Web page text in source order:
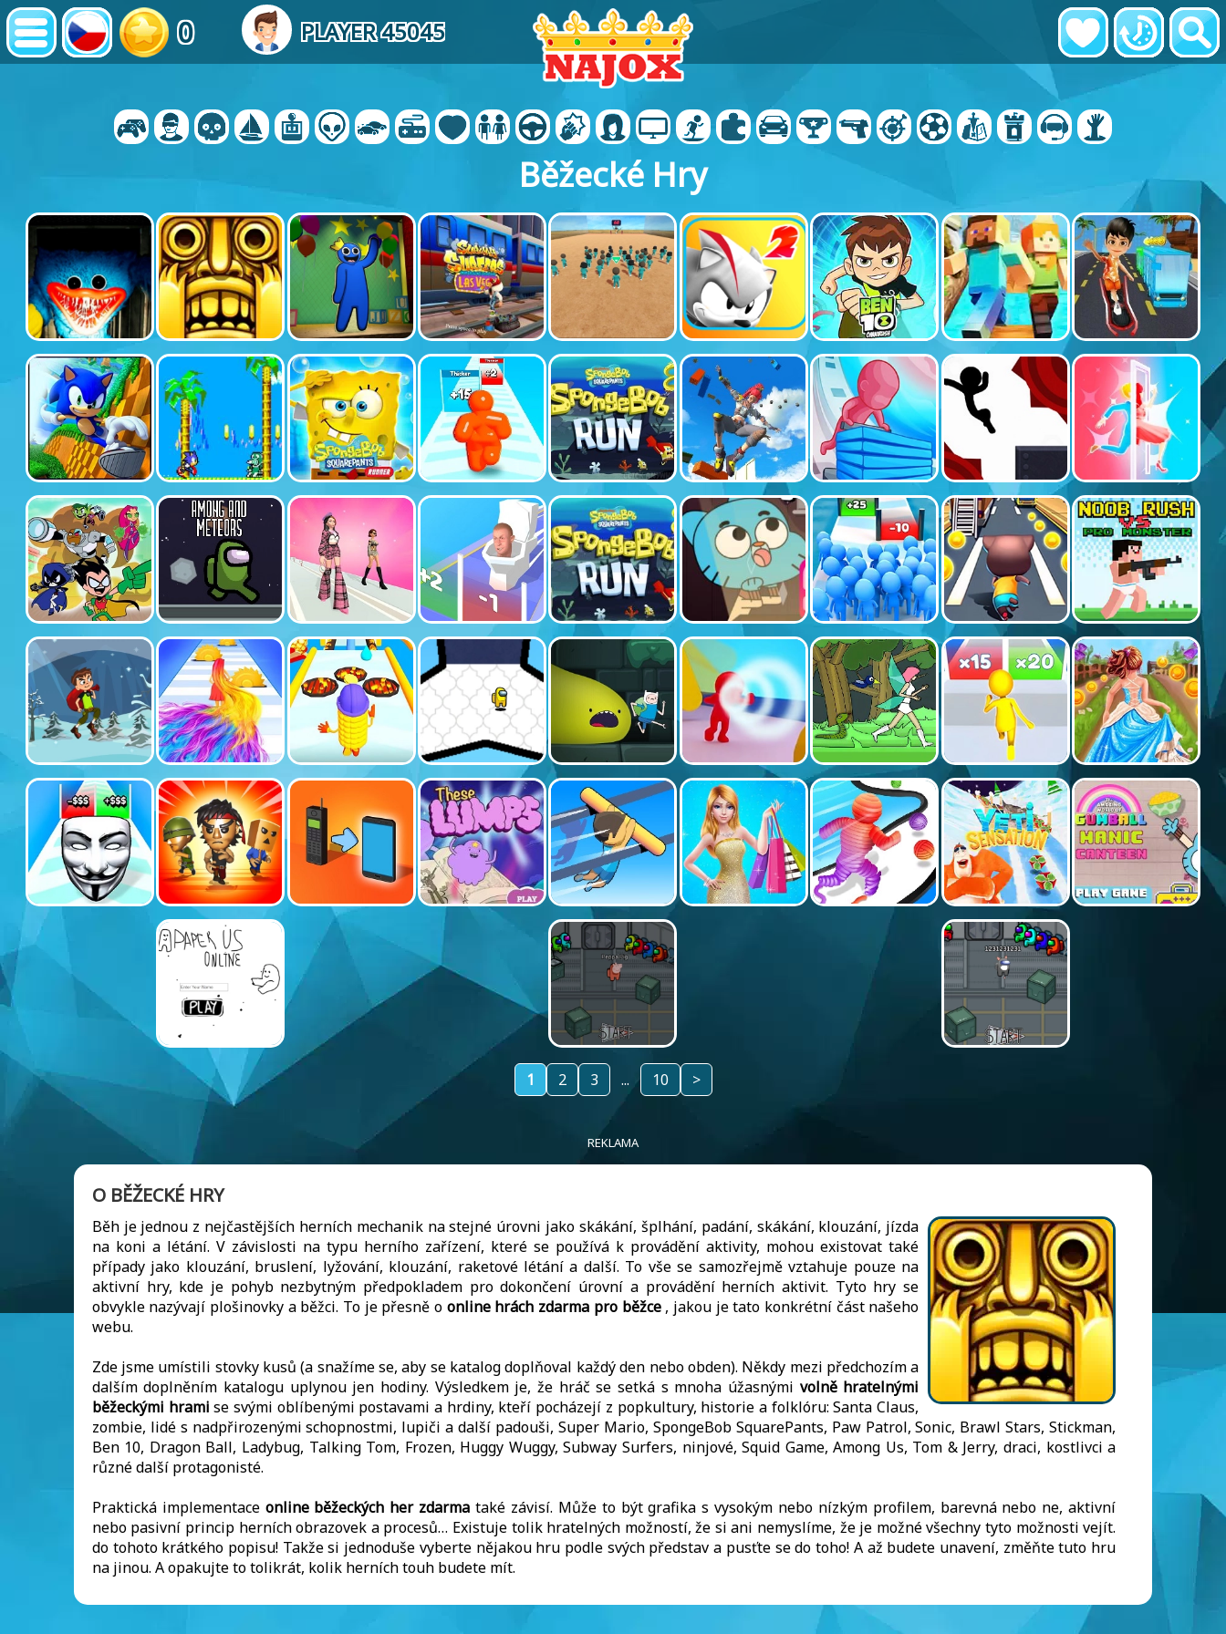
0 PLAYER 45045
Běžecké Hry
1 2 3 ... 10 >
REKLAMA
O BĚŽECKÉ HRY
Běh je jednou z nejčastějších herních mechanik na stejné úrovni jako skákání, šplhání, padání, skákání, klouzání, jízda
na koni a létání. V závislosti na typu herního zařízení, které se používá k provádění aktivity, mohou existovat také
případy jako klouzání, bruslení, lyžování, klouzání, raketové létání a další. To vše se samozřejmě vztahuje pouze na
aktivní hry, kde je pohyb nezbytným předpokladem pro dokončení úrovní a provádění herních aktivit. Tyto hry se
obvykle nazývají plošinovky a běžci. To je přesně o online hrách zdarma pro běžce, jakou je tato konkrétní část našeho
webu.
Zde jsme umístili stovky kusů (a snažíme se, aby se katalog doplňoval každý den nebo obden). Někdy mezi předchozím a
dalším doplněním katalogu uplynou jen hodiny. Výsledkem je, že hráč se setká s mnoha úžasnými volně hratelnými
běžeckými hrami se svými oblíbenými postavami a hrdiny, kteří pocházejí z popkultury, historie a folklóru: Santa Claus,
zombie, lidé s nadpřirozenými schopnostmi, lupiči a další padouši, Super Mario, SpongeBob SquarePants, Paw Patrol, Sonic, Brawl Stars, Stickman,
Ben 10, Dragon Ball, Ladybug, Talking Tom, Frozen, Huggy Wuggy, Subway Surfers, ninjové, Squid Game, Among Us, Tom & Jerry, draci, kostlivci a
různé další protagonisté.
Praktická implementace online běžeckých her zdarma také závisí. Může to být grafika s vysokým nebo nízkým profilem, barevná nebo ne, aktivní
nebo pasivní princip herních obrazovek a procesů… Existuje tolik hratelných možností, že si ani nemyslíme, že je možné všechny tyto možnosti vejít.
do tohoto krátkého popisu! Takže si jednoduše vyberte nějakou hru podle svých představ a pusťte se do toho! A až budete unavení, změňte tuto hru
na jinou. A opakujte to tolikrát, kolik herních touh budete mít.